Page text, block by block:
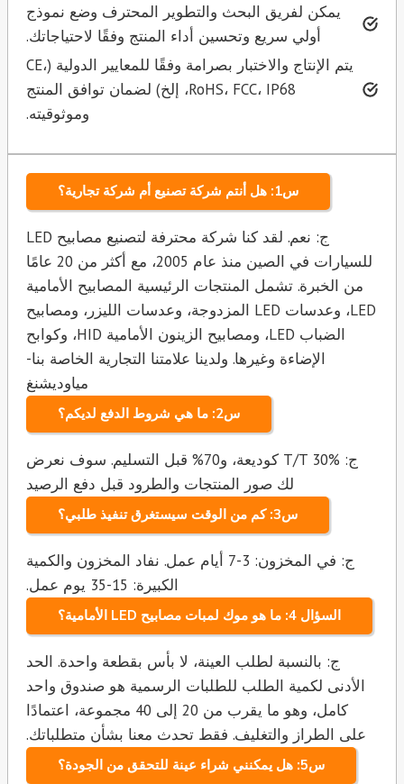
يمكن لفريق البحث والتطوير المحترف وضع نموذج
أولي سريع وتحسين أداء المنتج وفقًا لاحتياجاتك.
يتم الإنتاج والاختبار بصرامة وفقًا للمعايير الدولية (CE،
RoHS، FCC، IP68، إلخ) لضمان توافق المنتج
وموثوقيته.
س1: هل أنتم شركة تصنيع أم شركة تجارية؟
ج: نعم. لقد كنا شركة محترفة لتصنيع مصابيح LED
للسيارات في الصين منذ عام 2005، مع أكثر من 20 عامًا
من الخبرة. تشمل المنتجات الرئيسية المصابيح الأمامية
LED، وعدسات LED المزدوجة، وعدسات الليزر، ومصابيح
الضباب LED، ومصابيح الزينون الأمامية HID، وكوابح
الإضاءة وغيرها. ولدينا علامتنا التجارية الخاصة بنا-
مياوديشنغ
س2: ما هي شروط الدفع لديكم؟
ج: T/T 30% كوديعة، و70% قبل التسليم. سوف نعرض
لك صور المنتجات والطرود قبل دفع الرصيد
س3: كم من الوقت سيستغرق تنفيذ طلبي؟
ج: في المخزون: 3-7 أيام عمل. نفاد المخزون والكمية
الكبيرة: 15-35 يوم عمل.
السؤال 4: ما هو موك لمبات مصابيح LED الأمامية؟
ج: بالنسبة لطلب العينة، لا بأس بقطعة واحدة. الحد
الأدنى لكمية الطلب للطلبات الرسمية هو صندوق واحد
كامل، وهو ما يقرب من 20 إلى 40 مجموعة، اعتمادًا
على الطراز والتغليف. فقط تحدث معنا بشأن متطلباتك.
س5: هل يمكنني شراء عينة للتحقق من الجودة؟